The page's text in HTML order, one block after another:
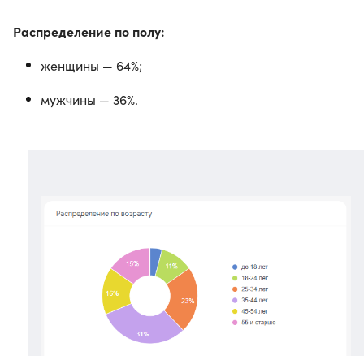
Распределение по полу:
женщины — 64%;
мужчины — 36%.